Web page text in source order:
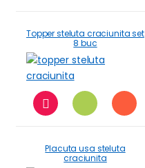
Topper steluta craciunita set
8 buc
Placuta usa steluta
craciunita